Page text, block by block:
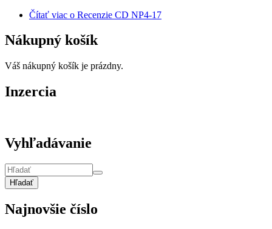
Čítať viac o Recenzie CD NP4-17
Nákupný košík
Váš nákupný košík je prázdny.
Inzercia
Vyhľadávanie
Hľadať
Najnovšie číslo